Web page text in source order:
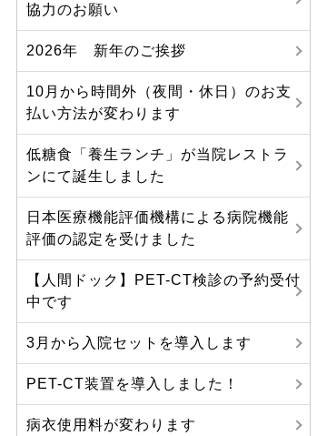
協力のお願い
2026年 新年のご挨拶
10月から時間外（夜間・休日）のお支
払い方法が変わります
低糖食「養生ランチ」が当院レストラ
ンにて誕生しました
日本医療機能評価機構による病院機能
評価の認定を受けました
【人間ドック】PET-CT検診の予約受付
中です
3月から入院セットを導入します
PET-CT装置を導入しました！
病衣使用料が変わります